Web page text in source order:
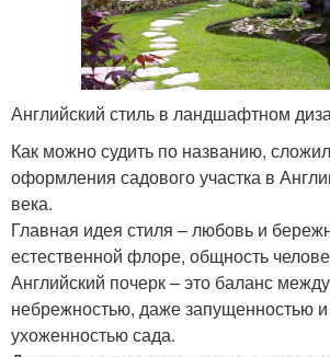
Английский стиль в ландшафтном
Как можно судить по названию,
оформления садового участка в
века.
Главная идея стиля – любовь и
естественной флоре, общность
Английский почерк – это баланс
небрежностью, даже запущенностью
ухоженностью сада.